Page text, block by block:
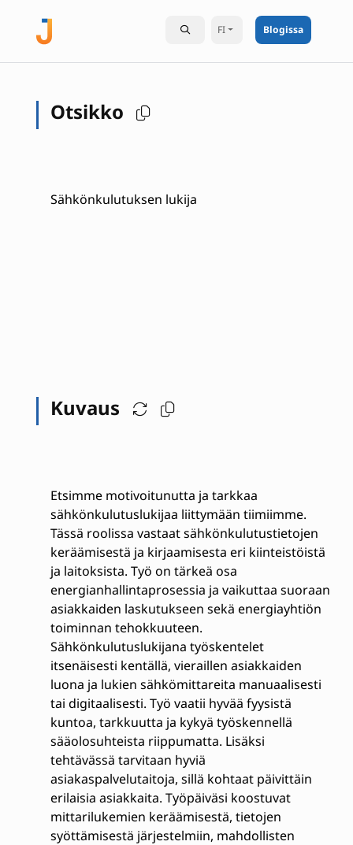
FI Blogissa
Otsikko
Sähkönkulutuksen lukija
Kuvaus
Etsimme motivoitunutta ja tarkkaa
sähkönkulutuslukijaa liittymään tiimiimme.
Tässä roolissa vastaat sähkönkulutustietojen
keräämisestä ja kirjaamisesta eri kiinteistöistä
ja laitoksista. Työ on tärkeä osa
energianhallintaprosessia ja vaikuttaa suoraan
asiakkaiden laskutukseen sekä energiayhtiön
toiminnan tehokkuuteen.
Sähkönkulutuslukijana työskentelet
itsenäisesti kentällä, vieraillen asiakkaiden
luona ja lukien sähkömittareita manuaalisesti
tai digitaalisesti. Työ vaatii hyvää fyysistä
kuntoa, tarkkuutta ja kykyä työskennellä
sääolosuhteista riippumatta. Lisäksi
tehtävässä tarvitaan hyviä
asiakaspalvelutaitoja, sillä kohtaat päivittäin
erilaisia asiakkaita. Työpäiväsi koostuvat
mittarilukemien keräämisestä, tietojen
syöttämisestä järjestelmiin, mahdollisten